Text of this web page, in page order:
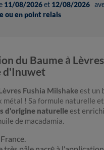
11/08/2026et 12/08/2026
ou en point relais
du Baume à
d'Inuwet
Fushia Milshakeest un
métal ! Sa formule naturelle
d'origine naturelleest
de macadamia.